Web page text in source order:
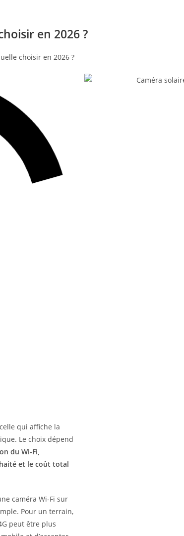
en 2026 ?
choisir en 2026 ?
qui affiche la
Le choix dépend
du Wi-Fi,
et le coût total
caméra Wi-Fi sur
Pour un terrain,
peut être plus